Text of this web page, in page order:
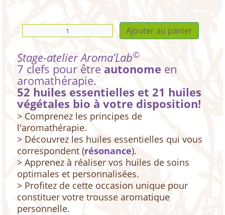
Ajouter au panier
Stage-atelierAroma’Lab©
7 clefs pour être autonome en
aromathérapie.
52 huiles essentielles et 21 huiles
végétales bio à votre disposition!
> Comprenez les principes de
l'aromathérapie.
> Découvrez les huiles essentielles qui vous
correspondent (résonance).
> Apprenez à réaliser vos huiles de soins
optimales et personnalisées.
> Profitez de cette occasion unique pour
constituer votre trousse aromatique
personnelle.